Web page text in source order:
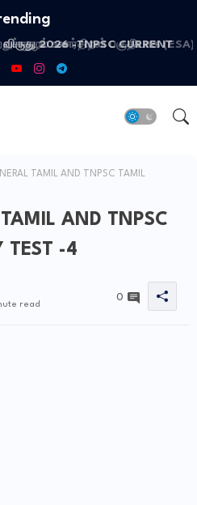
உணர்திறன் பகுதியாக (ESA)
முடிவு
TAMIL AND TNPSC TAMIL
AND TNPSC
TEST -4
read
0